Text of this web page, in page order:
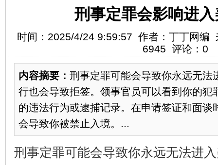
刑事定罪会影响进
时间：2025/4/24 9:59:57 作者：丁丁网编
6945 评论：0
内容摘要： 刑事定罪可能会导致你永远无法
行也会导致拒签。领事官员可以看到你的犯
的违法行为或逮捕记录。在申请签证和面
会导致你被禁止入境。...
刑事定罪可能会导致你永远无法进